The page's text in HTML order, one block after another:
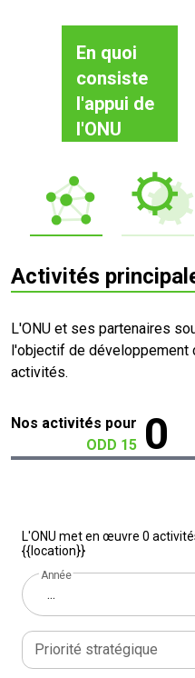
En quoi
consiste
l'appui de
l'ONU
Activités
L'ONU et ses partenaires
l'objectif de développement
activités.
Nos activités pour
ODD 15 0
L'ONU met en œuvre 0
{{location}}
Année
...
Priorité stratégique